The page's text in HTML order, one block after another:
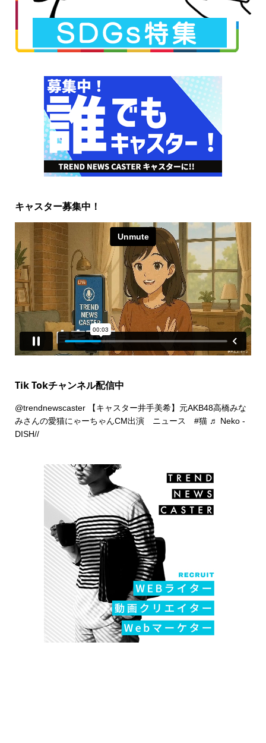
キャスター募集中！
Tik Tokチャンネル配信中
@trendnewscaster【キャスター井手美希】元AKB48高橋みな
みさんの愛猫にゃーちゃんCM出演 ニュース #猫 ♬ Neko -
DISH//